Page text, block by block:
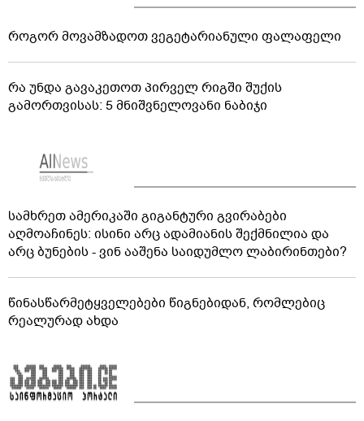
როგორ მოვამზადოთ ვეგეტარიანული ფალაფელი
რა უნდა გავაკეთოთ პირველ რიგში შუქის
გამორთვისას: 5 მნიშვნელოვანი ნაბიჯი
სამხრეთ ამერიკაში გიგანტური გვირაბები
აღმოაჩინეს: ისინი არც ადამიანის შექმნილია და
არც ბუნების - ვინ ააშენა საიდუმლო ლაბირინთები?
წინასწარმეტყველებები წიგნებიდან, რომლებიც
რეალურად ახდა